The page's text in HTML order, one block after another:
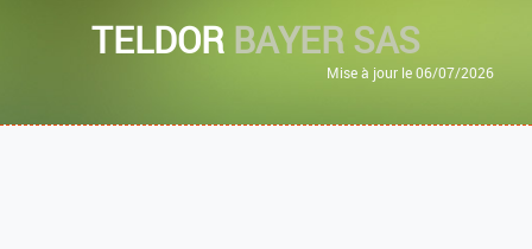
TELDOR BAYER SAS
Mise à jour le 06/07/2026